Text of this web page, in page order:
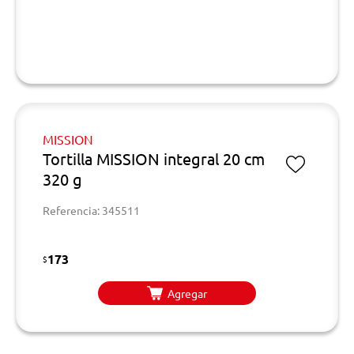
MISSION
Tortilla MISSION integral 20 cm
320 g
Referencia: 345511
$173
Agregar